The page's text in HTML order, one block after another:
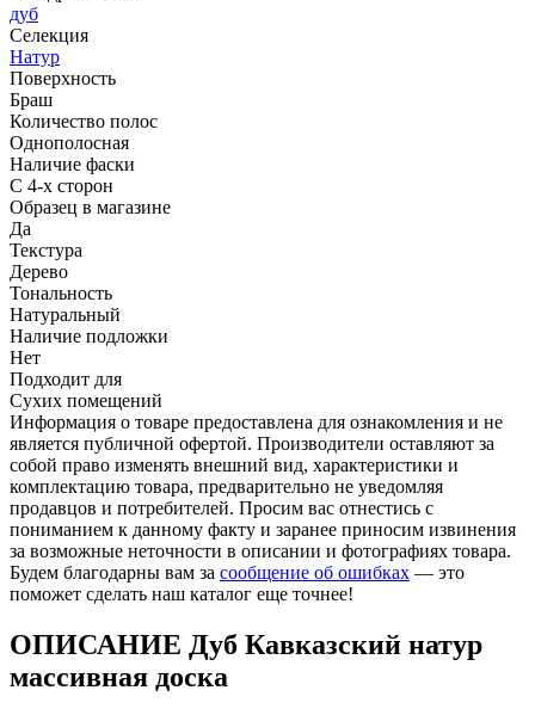
дуб
Селекция
Натур
Поверхность
Браш
Количество полос
Однополосная
Наличие фаски
С 4-х сторон
Образец в магазине
Да
Текстура
Дерево
Тональность
Натуральный
Наличие подложки
Нет
Подходит для
Сухих помещений
Информация о товаре предоставлена для ознакомления и не
является публичной офертой. Производители оставляют за
собой право изменять внешний вид, характеристики и
комплектацию товара, предварительно не уведомляя
продавцов и потребителей. Просим вас отнестись с
пониманием к данному факту и заранее приносим извинения
за возможные неточности в описании и фотографиях товара.
Будем благодарны вам за сообщение об ошибках — это
поможет сделать наш каталог еще точнее!
ОПИСАНИЕ Дуб Кавказский натур
массивная доска